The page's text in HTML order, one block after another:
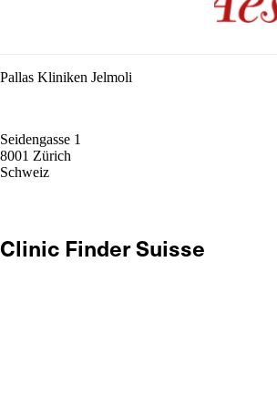
Pallas Kliniken Jelmoli
Seidengasse 1
8001 Zürich
Schweiz
Clinic Finder Suisse